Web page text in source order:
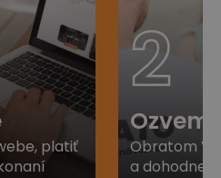
platiť
2
Obratom
a